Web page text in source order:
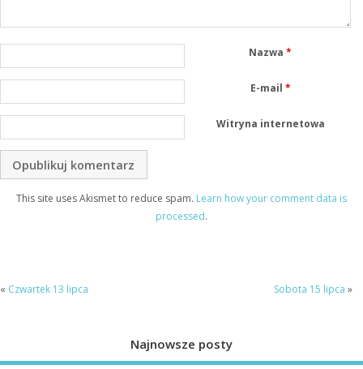
Nazwa*
E-mail *
Witryna internetowa
This site uses Akismet to reduce spam. Learn how your comment data is
processed.
« Czwartek 13 lipca Sobota 15 lipca »
Najnowsze posty